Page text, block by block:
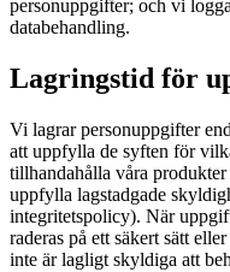
personuppgifter; och vi
databehandling.
Lagringstid för
Vi lagrar personuppgifter
att uppfylla de syften för
tillhandahålla våra
uppfylla lagstadgade
integritetspolicy). När
raderas på ett säkert sätt
inte är lagligt skyldiga att